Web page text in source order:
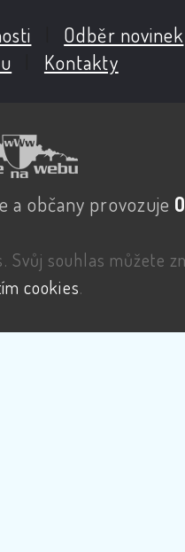
Odběr novinek
Kontakty
a občany provozuje
Svůj souhlas můžete
cookies.